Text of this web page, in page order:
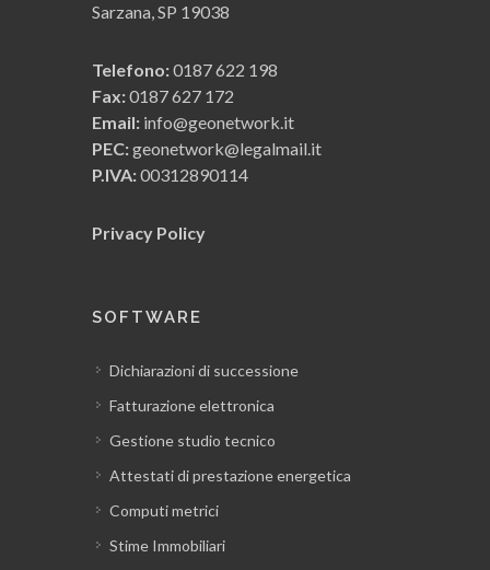
Sarzana, SP 19038
Telefono:0187 622 198
Fax:0187 627 172
Email: info@geonetwork.it
PEC:geonetwork@legalmail.it
P.IVA:00312890114
Privacy Policy
SOFTWARE
Dichiarazioni di successione
Fatturazione elettronica
Gestione studio tecnico
Attestati di prestazione energetica
Computi metrici
Stime Immobiliari